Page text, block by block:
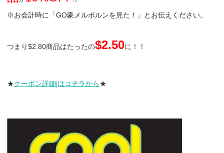
※お会計時に「GO豪メルボルンを見た！」とお伝えください。
つまり$2.80商品はたったの$2.50に！！
★クーポン詳細jはコチラから★